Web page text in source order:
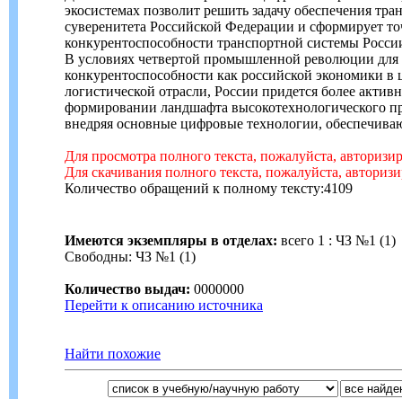
экосистемах позволит решить задачу обеспечения
суверенитета Российской Федерации и сформирует
конкурентоспособности транспортной системы
В условиях четвертой промышленной революции
конкурентоспособности как российской экономики в
логистической отрасли, России придется более
формировании ландшафта высокотехнологического
внедряя основные цифровые технологии,
Для просмотра полного текста, пожалуйста,
Для скачивания полного текста, пожалуйста,
Количество обращений к полному тексту:4109
Имеются экземпляры в отделах: всего 1 : ЧЗ №1 (1)
Свободны: ЧЗ №1 (1)
Количество выдач: 0000000
Перейти к описанию источника
Найти похожие